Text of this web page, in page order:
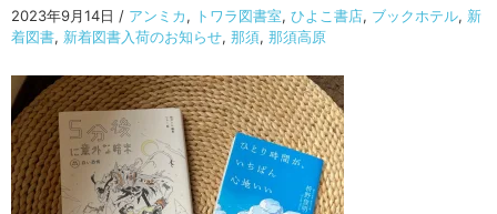
2023年9月14日 / アンミカ, トワラ図書室, ひよこ書店, ブックホテル, 新
着図書, 新着図書入荷のお知らせ, 那須, 那須高原